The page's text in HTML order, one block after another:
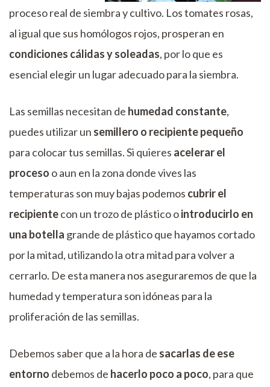
proceso real de siembra y cultivo. Los tomates rosas,
al igual que sus homólogos rojos, prosperan en
condiciones cálidas y soleadas, por lo que es
esencial elegir un lugar adecuado para la siembra.
Las semillas necesitan de humedad constante,
puedes utilizar un semillero o recipiente pequeño
para colocar tus semillas. Si quieres acelerar el
proceso o aun en la zona donde vives las
temperaturas son muy bajas podemos cubrir el
recipientecon un trozo de plástico ointroducirlo en
una botella grande de plástico que hayamos cortado
por la mitad, utilizando la otra mitad para volver a
cerrarlo. De esta manera nos aseguraremos de que la
humedad y temperatura son idóneas para la
proliferación de las semillas.
Debemos saber que a la hora de sacarlas de ese
entorno debemos de hacerlo poco a poco, para que